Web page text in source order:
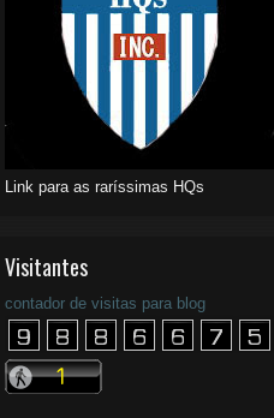
Link para as raríssimas HQs
Visitantes
contador de visitas para blog